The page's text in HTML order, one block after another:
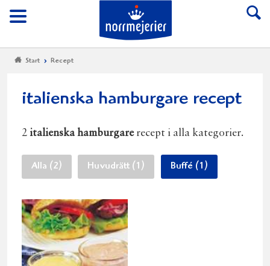
Meny
Till Norrmejerier
Start Recept
italienska hamburgare recept
2 italienska hamburgarerecept i alla kategorier.
Alla (2) Huvudrätt (1) Buffé (1)